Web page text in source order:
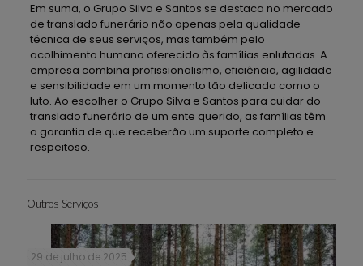
Em suma, o Grupo Silva e Santos se destaca no mercado
de translado funerário não apenas pela qualidade
técnica de seus serviços, mas também pelo
acolhimento humano oferecido às famílias enlutadas. A
empresa combina profissionalismo, eficiência, agilidade
e sensibilidade em um momento tão delicado como o
luto. Ao escolher o Grupo Silva e Santos para cuidar do
translado funerário de um ente querido, as famílias têm
a garantia de que receberão um suporte completo e
respeitoso.
Outros Serviços
29 de julho de 2025